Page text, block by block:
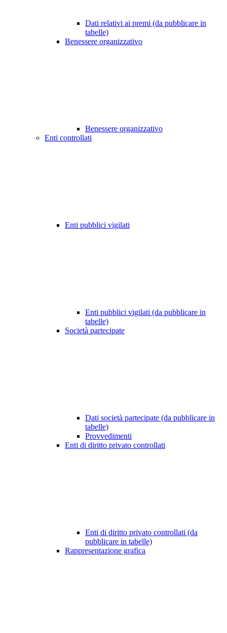
Dati relativi ai premi (da pubblicare in
tabelle)
Benessere organizzativo
Benessere organizzativo
Enti controllati
Enti pubblici vigilati
Enti pubblici vigilati (da pubblicare in
tabelle)
Società partecipate
Dati società partecipate (da pubblicare in
tabelle)
Provvedimenti
Enti di diritto privato controllati
Enti di diritto privato controllati (da
pubblicare in tabelle)
Rappresentazione grafica